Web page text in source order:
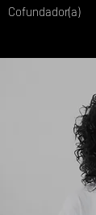
Cofundador(a)